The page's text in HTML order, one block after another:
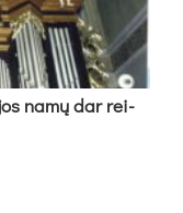
na­mų dar rei­